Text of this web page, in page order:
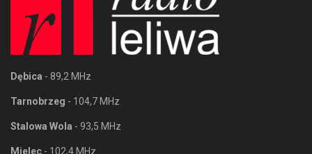
Dębica - 89,2 MHz
Tarnobrzeg - 104,7 MHz
Stalowa Wola - 93,5 MHz
Mielec - 102,4 MHz